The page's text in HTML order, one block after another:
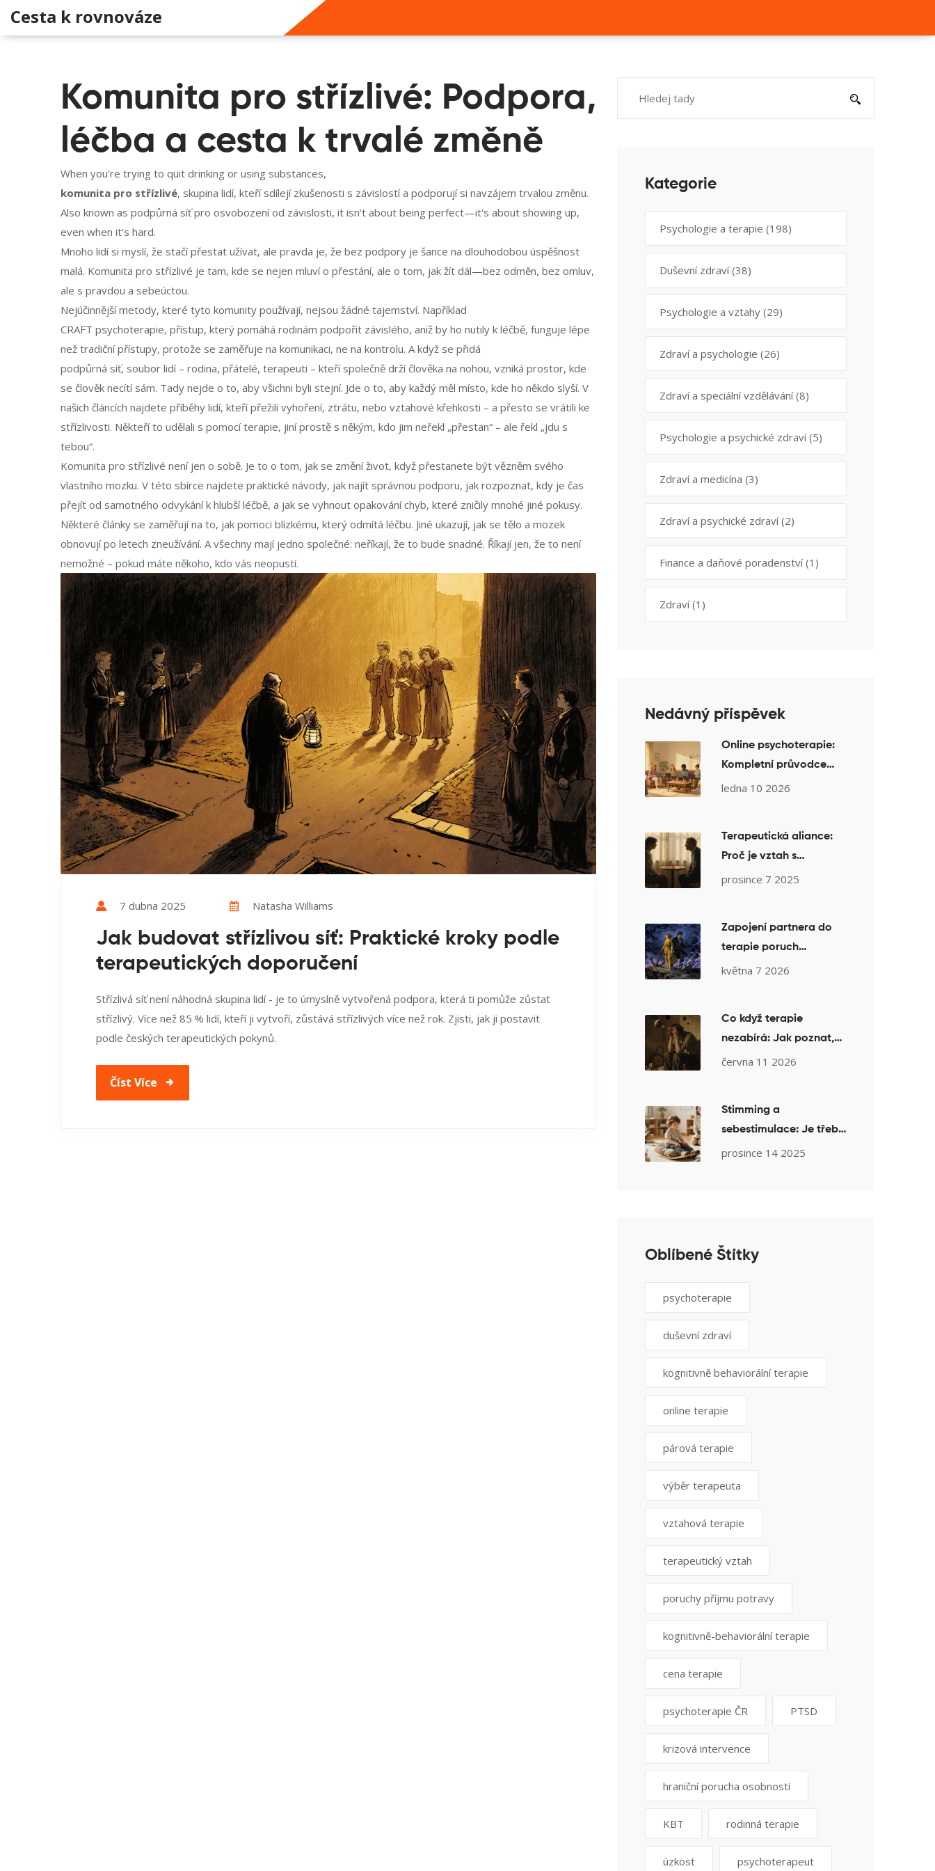
Cesta k rovnováze
Komunita pro střízlivé: Podpora,
léčba a cesta k trvalé změně
When you're trying to quit drinking or using substances,
komunita pro střízlivé, skupina lidí, kteří sdílejí zkušenosti s závislostí a podporují si navzájem trvalou změnu.
Also known as podpůrná síť pro osvobození od závislosti, it isn't about being perfect—it's about showing up,
even when it's hard.
Mnoho lidí si myslí, že stačí přestat užívat, ale pravda je, že bez podpory je šance na dlouhodobou úspěšnost
malá. Komunita pro střízlivé je tam, kde se nejen mluví o přestání, ale o tom, jak žít dál—bez odměn, bez omluv,
ale s pravdou a sebeúctou.
Nejúčinnější metody, které tyto komunity používají, nejsou žádné tajemství. Například
CRAFT psychoterapie, přístup, který pomáhá rodinám podpořit závislého, aniž by ho nutily k léčbě, funguje lépe
než tradiční přístupy, protože se zaměřuje na komunikaci, ne na kontrolu. A když se přidá
podpůrná síť, soubor lidí – rodina, přátelé, terapeuti – kteří společně drží člověka na nohou, vzniká prostor, kde
se člověk necítí sám. Tady nejde o to, aby všichni byli stejní. Jde o to, aby každý měl místo, kde ho někdo slyší. V
našich článcích najdete příběhy lidí, kteří přežili vyhoření, ztrátu, nebo vztahové křehkosti – a přesto se vrátili ke
střízlivosti. Někteří to udělali s pomocí terapie, jiní prostě s někým, kdo jim neřekl „přestan“ – ale řekl „jdu s
tebou“.
Komunita pro střízlivé není jen o sobě. Je to o tom, jak se změní život, když přestanete být vězněm svého
vlastního mozku. V této sbírce najdete praktické návody, jak najít správnou podporu, jak rozpoznat, kdy je čas
přejít od samotného odvykání k hlubší léčbě, a jak se vyhnout opakování chyb, které zničily mnohé jiné pokusy.
Některé články se zaměřují na to, jak pomoci blízkému, který odmítá léčbu. Jiné ukazují, jak se tělo a mozek
obnovují po letech zneužívání. A všechny mají jedno společné: neříkají, že to bude snadné. Říkají jen, že to není
nemožné – pokud máte někoho, kdo vás neopustí.
7 dubna 2025 Natasha Williams
Jak budovat střízlivou síť: Praktické kroky podle
terapeutických doporučení
Střízlivá síť není náhodná skupina lidí - je to úmyslně vytvořená podpora, která ti pomůže zůstat
střízlivý. Více než 85 % lidí, kteří ji vytvoří, zůstává střízlivých více než rok. Zjisti, jak ji postavit
podle českých terapeutických pokynů.
Číst Více
Kategorie
Psychologie a terapie (198)
Duševní zdraví(38)
Psychologie a vztahy (29)
Zdraví a psychologie (26)
Zdraví a speciální vzdělávání(8)
Psychologie a psychické zdraví(5)
Zdraví a medicína (3)
Zdraví a psychické zdraví(2)
Finance a daňové poradenství(1)
Zdraví(1)
Nedávný příspěvek
Online psychoterapie:
Kompletní průvodce
terapií z domova
ledna 10 2026
Terapeutická aliance:
Proč je vztah s
psychoterapeutem
prosince 7 2025
Zapojení partnera do
terapie poruch
osobnosti: Kdy to
května 7 2026
Co když terapie
nezabírá: Jak poznat,
že je čas změnit
června 11 2026
Stimming a
sebestimulace: Je třeba
to potlačovat?
prosince 14 2025
Oblíbené Štítky
psychoterapie
duševní zdraví
kognitivně behaviorální terapie
online terapie
párová terapie
výběr terapeuta
vztahová terapie
terapeutický vztah
poruchy příjmu potravy
kognitivně-behaviorální terapie
cena terapie
psychoterapie ČR PTSD
krizová intervence
hraniční porucha osobnosti
KBT rodinná terapie
úzkost psychoterapeut